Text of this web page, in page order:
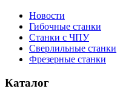
Новости
Гибочные станки
Станки с ЧПУ
Сверлильные станки
Фрезерные станки
Каталог